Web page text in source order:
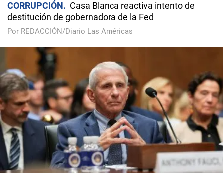
CORRUPCIÓN
Casa Blanca reactiva intento de
destitución de gobernadora de la Fed
Por REDACCIÓN/Diario Las Américas